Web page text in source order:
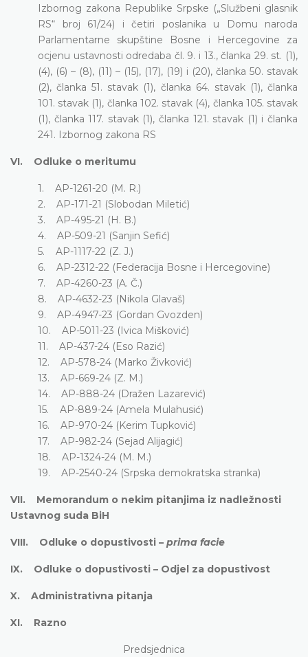
Izbornog zakona Republike Srpske („Službeni glasnik
RS“ broj 61/24) i četiri poslanika u Domu naroda
Parlamentarne skupštine Bosne i Hercegovine za
ocjenu ustavnosti odredaba čl. 9. i 13., članka 29. st. (1),
(4), (6) – (8), (11) – (15), (17), (19) i (20), članka 50. stavak
(2), članka 51. stavak (1), članka 64. stavak (1), članka
101. stavak (1), članka 102. stavak (4), članka 105. stavak
(1), članka 117. stavak (1), članka 121. stavak (1) i članka
241. Izbornog zakona RS
VI. Odluke o meritumu
1. AP-1261-20 (M. R.)
2. AP-171-21 (Slobodan Miletić)
3. AP-495-21 (H. B.)
4. AP-509-21 (Sanjin Sefić)
5. AP-1117-22 (Z. J.)
6. AP-2312-22 (Federacija Bosne i Hercegovine)
7. AP-4260-23 (A. Č.)
8. AP-4632-23 (Nikola Glavaš)
9. AP-4947-23 (Gordan Gvozden)
10. AP-5011-23 (Ivica Mišković)
11. AP-437-24 (Eso Razić)
12. AP-578-24 (Marko Živković)
13. AP-669-24 (Z. M.)
14. AP-888-24 (Dražen Lazarević)
15. AP-889-24 (Amela Mulahusić)
16. AP-970-24 (Kerim Tupković)
17. AP-982-24 (Sejad Alijagić)
18. AP-1324-24 (M. M.)
19. AP-2540-24 (Srpska demokratska stranka)
VII. Memorandum o nekim pitanjima iz nadležnosti
Ustavnog suda BiH
VIII. Odluke o dopustivosti – prima facie
IX. Odluke o dopustivosti – Odjel za dopustivost
X. Administrativna pitanja
XI. Razno
Predsjednica